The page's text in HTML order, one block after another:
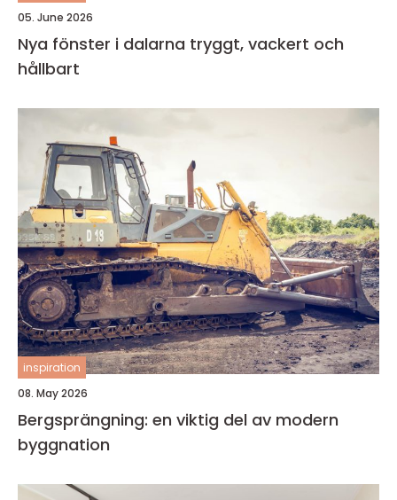
05. June 2026
Nya fönster i dalarna tryggt, vackert och
hållbart
inspiration
08. May 2026
Bergsprängning: en viktig del av modern
byggnation